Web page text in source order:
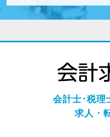
会計士･税理
求人・